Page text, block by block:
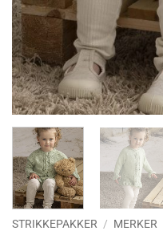
STRIKKEPAKKER / MERKER